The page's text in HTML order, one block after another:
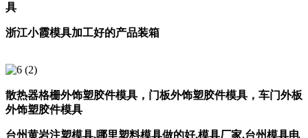
具
浙江小霞模具加工好的产品装箱
散热器格栅外饰塑胶件模具， 门板外饰塑胶件模具， 车门外板
外饰塑胶件模具
台州黄岩注塑模具,哪里塑料模具做的好,模具厂家,台州模具电